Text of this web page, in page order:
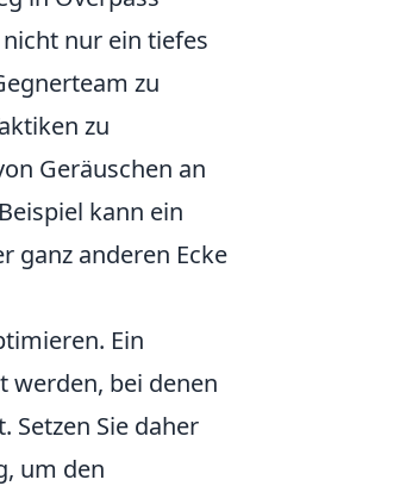
nur ein tiefes
zu
zu
Geräuschen an
kann ein
ganz anderen Ecke
Ein
werden, bei denen
Setzen Sie daher
um den